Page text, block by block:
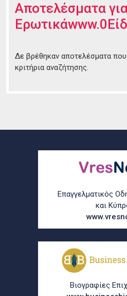
Αποτελέσματα
Δε βρέθηκαν αποτελέσματα που
κριτήρια αναζήτησης.
Επαγγελματικός
και
Βιογραφίες